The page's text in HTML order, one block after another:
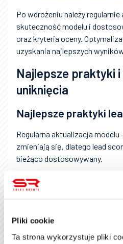
Pliki cookie
Ta strona wykorzystuje pliki
Po wdrożeniu należy
skuteczność modelu i
oraz kryteria oceny.
uzyskania najlepszych
Najlepsze praktyki i
uniknięcia
Najlepsze praktyki
Regularna aktualizacja
zmieniają się, dlatego lead
bieżąco dostosowywany.
Współpraca marketingu i
powinny określić wspólne
gotowości do zakupu
komunikacji.